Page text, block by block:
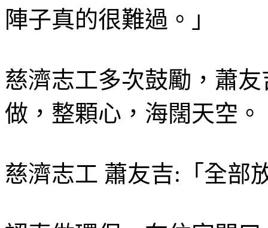
陣子真的很難過。」
慈濟志工多次鼓勵，蕭
做，整顆心，海闊天空。
慈濟志工 蕭友吉:「全部